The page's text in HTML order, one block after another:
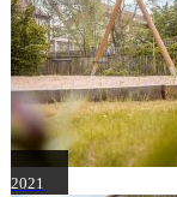
2021